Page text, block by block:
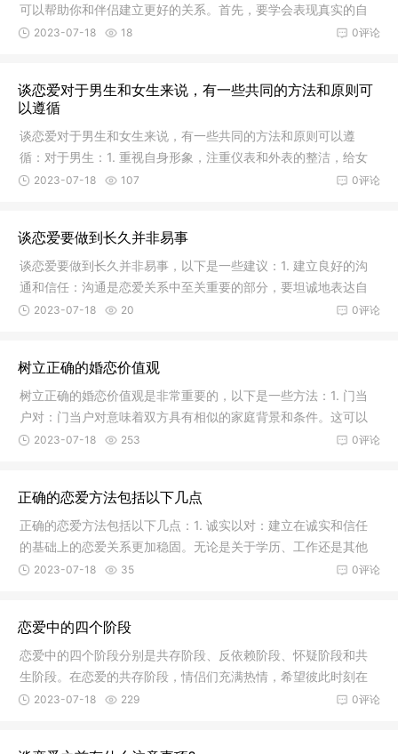
可以帮助你和伴侣建立更好的关系。首先，要学会表现真实的自
己。恋爱
0评论
2023-07-18 18
谈恋爱对于男生和女生来说，有一些共同的方法和原则可
以遵循
谈恋爱对于男生和女生来说，有一些共同的方法和原则可以遵
循：对于男生：1. 重视自身形象，注重仪表和外表的整洁，给女
生留下良
0评论
2023-07-18 107
谈恋爱要做到长久并非易事
谈恋爱要做到长久并非易事，以下是一些建议：1. 建立良好的沟
通和信任：沟通是恋爱关系中至关重要的部分，要坦诚地表达自
己的想
0评论
2023-07-18 20
树立正确的婚恋价值观
树立正确的婚恋价值观是非常重要的，以下是一些方法：1. 门当
户对：门当户对意味着双方具有相似的家庭背景和条件。这可以
帮助双
0评论
2023-07-18 253
正确的恋爱方法包括以下几点
正确的恋爱方法包括以下几点：1. 诚实以对：建立在诚实和信任
的基础上的恋爱关系更加稳固。无论是关于学历、工作还是其他
方面的
0评论
2023-07-18 35
恋爱中的四个阶段
恋爱中的四个阶段分别是共存阶段、反依赖阶段、怀疑阶段和共
生阶段。在恋爱的共存阶段，情侣们充满热情，希望彼此时刻在
一起，享
0评论
2023-07-18 229